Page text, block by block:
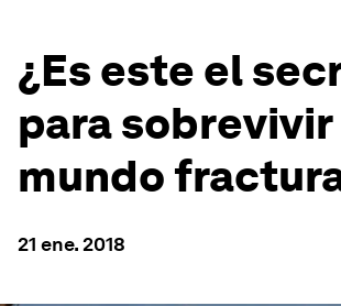
¿Es este el
para sobrevivir
mundo
21 ene. 2018